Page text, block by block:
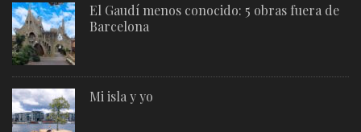
El Gaudí menos conocido: 5 obras fuera de
Barcelona
Mi isla y yo